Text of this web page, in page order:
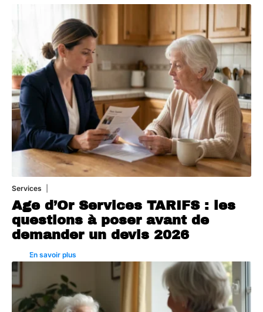
Services
Age d’Or Services TARIFS : les
questions à poser avant de
demander un devis 2026
En savoir plus